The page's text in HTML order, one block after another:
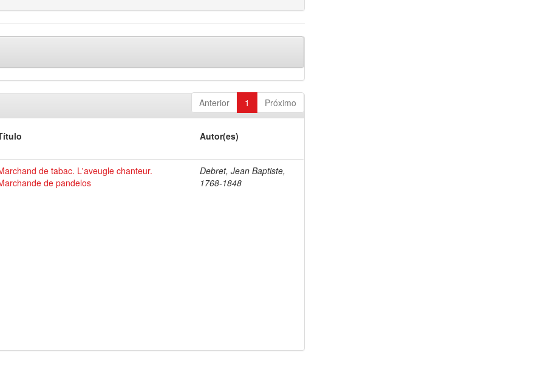
Anterior 1 Próximo
Autor(es)
de tabac. L'aveugle chanteur.
de pandelos
Debret, Jean Baptiste,
1768-1848